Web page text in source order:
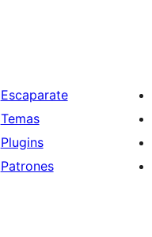
Escaparate
Temas
Plugins
Patrones